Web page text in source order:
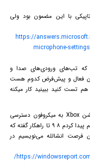
با این مضمون بود ولی
https://
microphone-
که تب‌های ورودی‌های صدا و
فعال و پیش‌فرض کدوم هست
تست کنید ببینید کار میکنه
یه کار دیگه هم کنید، تست کنید که اپلیکیشن Xbox به میکروفون دسترسی
داره یا نع و دسترسی بهش بدید. یه مقاله هم پیدا کردم ۸ ۹ تا راهکار گفته که
فرصت انشالله می‌نویسیم در
https://